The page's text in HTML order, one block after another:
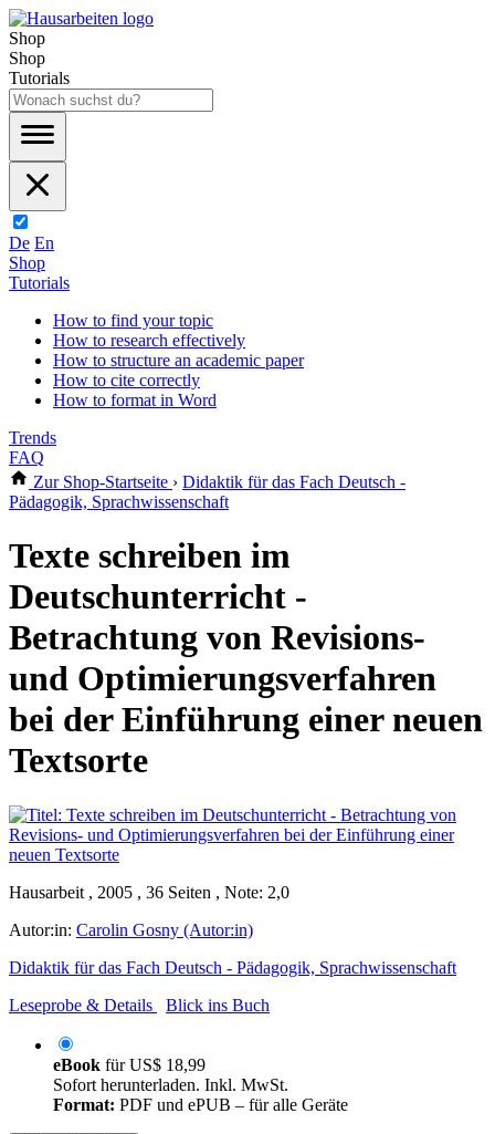
Shop
Shop
Tutorials
De En
Shop
Tutorials
How to find your topic
How to research effectively
How to structure an academic paper
How to cite correctly
How to format in Word
Trends
FAQ
Zur Shop-Startseite › Didaktik für das Fach Deutsch -
Pädagogik, Sprachwissenschaft
Texte schreiben im
Deutschunterricht -
Betrachtung von Revisions-
und Optimierungsverfahren
bei der Einführung einer neuen
Textsorte
Hausarbeit , 2005 , 36 Seiten , Note: 2,0
Autor:in: Carolin Gosny (Autor:in)
Didaktik für das Fach Deutsch - Pädagogik, Sprachwissenschaft
Leseprobe & Details
Blick ins Buch
eBook fürUS$ 18,99
Sofort herunterladen. Inkl. MwSt.
Format: PDF und ePUB – für alle Geräte